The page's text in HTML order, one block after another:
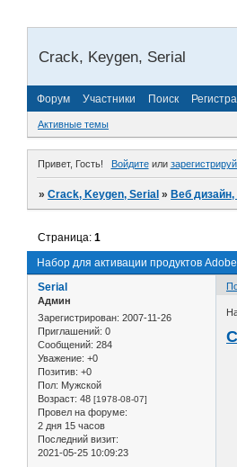
Crack, Keygen, Serial
Форум Участники Поиск
Активные темы
Привет, Гость! Войдитеили
»Crack, Keygen, Serial »Веб дизайн,
Набор для активации продуктов Adobe
Страница:1
Serial
Админ
Зарегистрирован: 2007-11-26
Приглашений: 0
Сообщений: 284
Уважение: +0
Позитив: +0
Пол: Мужской
Возраст: 48 [1978-08-07]
Провел на форуме:
2 дня 15 часов
Последний визит:
2021-05-25 10:09:23